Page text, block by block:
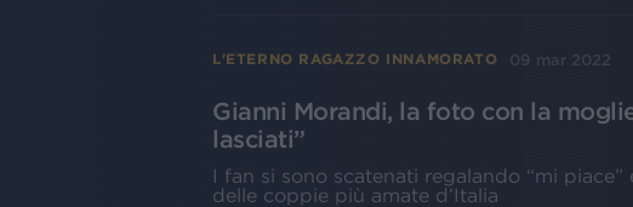
L'ETERNO RAGAZZO INNAMORATO 09 mar 2022
Gianni Morandi, la foto con la
lasciati”
I fan si sono scatenati regalando “mi
delle coppie più amate d’Italia